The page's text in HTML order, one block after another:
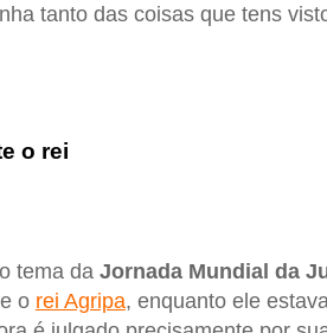
tanto das coisas que tens
o rei
tema da Jornada Mundial da
o rei Agripa, enquanto ele